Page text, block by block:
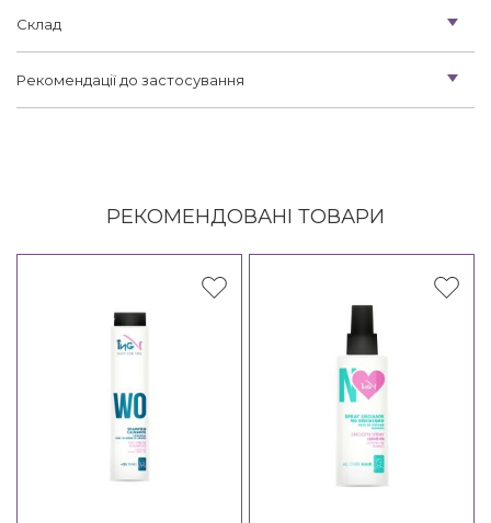
Склад
Рекомендації до застосування
РЕКОМЕНДОВАНІ ТОВАРИ